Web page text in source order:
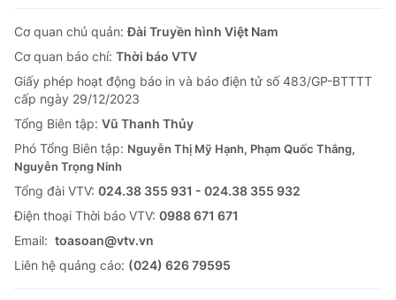
Cơ quan chủ quản:Đài Truyền hình Việt Nam
Cơ quan báo chí: Thời báo VTV
Giấy phép hoạt động báo in và báo điện tử số 483/GP-BTTTT
cấp ngày 29/12/2023
Tổng Biên tập: Vũ Thanh Thủy
Phó Tổng Biên tập: Nguyễn Thị Mỹ Hạnh, Phạm Quốc Thắng,
Nguyễn Trọng Ninh
Tổng đài VTV: 024.38 355 931 - 024.38 355 932
Ðiện thoại Thời báo VTV: 0988 671 671
Email: toasoan@vtv.vn
Liên hệ quảng cáo: (024) 626 79595